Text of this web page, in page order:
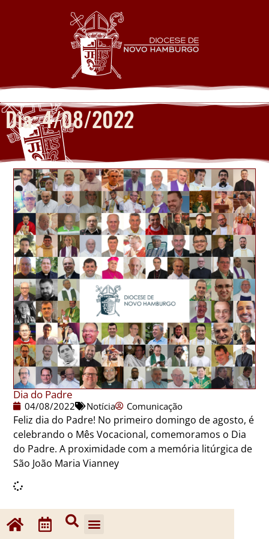
Dia: 4/08/2022
Dia do Padre
04/08/2022 Notícia Comunicação
Feliz dia do Padre! No primeiro domingo de agosto, é
celebrando o Mês Vocacional, comemoramos o Dia
do Padre. A proximidade com a memória litúrgica de
São João Maria Vianney